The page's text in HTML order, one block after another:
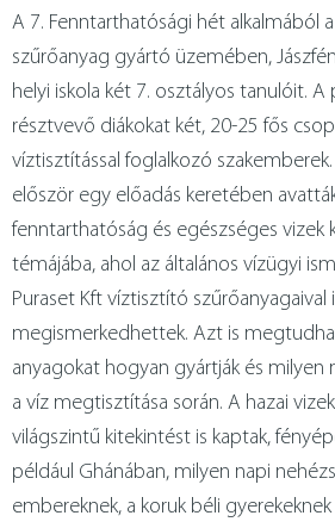
fémtechnológia kapcsolat
english
A 7. Fenntarthatósági hét alkalmából
szűrőanyag gyártó üzemében,
helyi iskola két 7. osztályos tanulóit.
résztvevő diákokat két, 20-25 fős
víztisztítással foglalkozó
először egy előadás keretében
fenntarthatóság és egészséges vizek
témájába, ahol az általános vízügyi
Puraset Kft víztisztító szűrőanyagaival
megismerkedhettek. Azt is
anyagokat hogyan gyártják és milyen
a víz megtisztítása során. A hazai
világszintű kitekintést is kaptak,
például Ghánában, milyen napi
embereknek, a koruk béli